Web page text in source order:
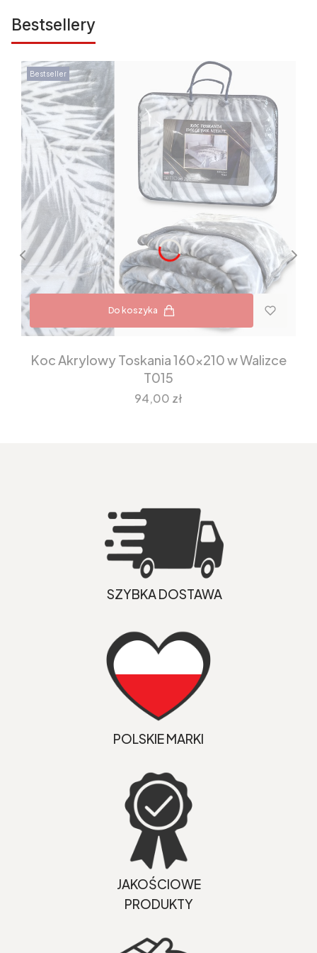
Bestsellery
Bestseller
Do koszyka
Koc Akrylowy Toskania 160x210 w Walizce
T015
Cena
94,00 zł
SZYBKA DOSTAWA
POLSKIE MARKI
JAKOŚCIOWE
PRODUKTY